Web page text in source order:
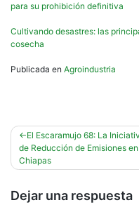
para su prohibición definitiva
Cultivando desastres: las
cosecha
Publicada en Agroindustria
Navegación
de
El Escaramujo 68: La
de Reducción de Emisiones en
Chiapas
Dejar una respuesta